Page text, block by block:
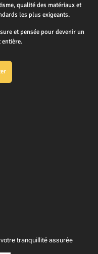
qualité des matériaux et
les plus exigeants.
et pensée pour devenir un
entière.
votre tranquillité assurée